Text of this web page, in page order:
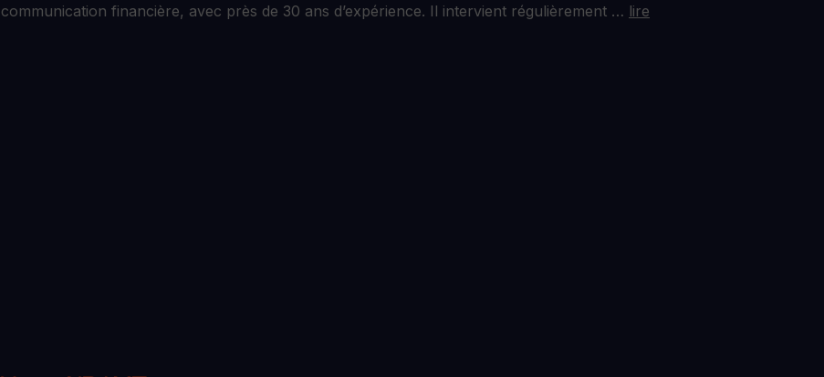
communication financière, avec près de 30 ans d’expérience. Il intervient régulièrement … lire